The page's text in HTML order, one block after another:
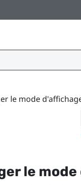
le mode
le